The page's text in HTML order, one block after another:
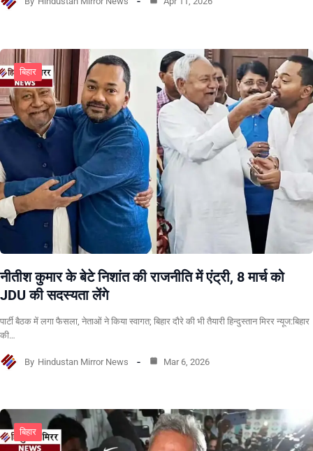
बिहार
नीतीश कुमार के बेटे निशांत की राजनीति में एंट्री, 8 मार्च को
JDU की सदस्यता लेंगे
पार्टी बैठक में लगा फैसला, नेताओं ने किया स्वागत; बिहार दौरे की भी तैयारी हिन्दुस्तान मिरर न्यूज:बिहार
की…
By Hindustan Mirror News Mar 6, 2026
बिहार